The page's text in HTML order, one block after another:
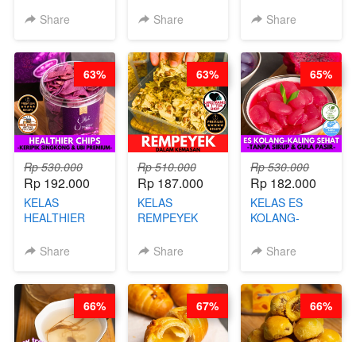
KARAAGE - BY
Share
BY BARISTA
Share
CHEF DITA
Share
Rp 530.000
Rp 192.000
KELAS
HEALTHIER
KERIPIK
BY CHEF DITA
Share
63%
Rp 510.000
Rp 187.000
KELAS
REMPEYEK
KEMASAN - BY
Share
63%
Rp 530.000
Rp 182.000
KELAS ES
KOLANG-
- TANPA SIRUP
Share
65%
66% 67% 66%